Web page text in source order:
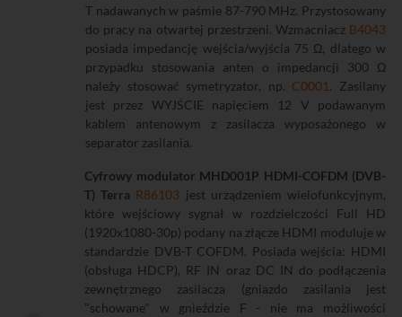
T nadawanych w paśmie 87-790 MHz. Przystosowany
do pracy na otwartej przestrzeni. Wzmacniacz B4043
posiada impedancję wejścia/wyjścia 75 Ω, dlatego w
przypadku stosowania anten o impedancji 300 Ω
należy stosować symetryzator, np. C0001 . Zasilany
jest przez WYJŚCIE napięciem 12 V podawanym
kablem antenowym z zasilacza wyposażonego w
separator zasilania.
Cyfrowy modulator MHD001P HDMI-COFDM (DVB-
T) Terra R86103 jest urządzeniem wielofunkcyjnym,
które wejściowy sygnał w rozdzielczości Full HD
(1920x1080-30p) podany na złącze HDMI moduluje w
standardzie DVB-T COFDM. Posiada wejścia: HDMI
(obsługa HDCP), RF IN oraz DC IN do podłączenia
zewnętrznego zasilacza (gniazdo zasilania jest
"schowane" w gnieździe F - nie ma możliwości